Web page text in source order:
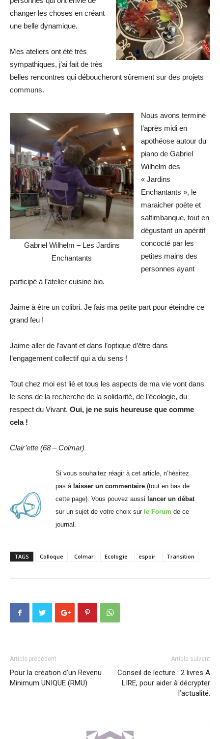
changer les choses en créant
une belle dynamique.
Mes ateliers ont été très
sympathiques, j’ai fait de très
belles rencontres qui déboucheront sûrement sur des projets
communs.
Gabriel Wilhelm – Les Jardins
Enchantants
Nous avons terminé
l’après midi en
apothéose autour du
piano de Gabriel
Wilhelm des
« Jardins
Enchantants », le
maraicher poète et
saltimbanque, tout en
dégustant un apéritif
concocté par les
petites mains des
personnes ayant
participé à l’atelier cuisine bio.
Jaime à être un colibri. Je fais ma petite part pour éteindre ce
grand feu !
Jaime aller de l’avant et dans l’optique d’être dans
l’engagement collectif qui a du sens !
Tout chez moi est lié et tous les aspects de ma vie vont dans
le sens de la recherche de la solidarité, de l’écologie, du
respect du Vivant. Oui, je ne suis heureuse que comme
cela !
Clair’ette (68 – Colmar)
Si vous souhaitez réagir à cet article, n’hésitez
pas à laisser un commentaire(tout en bas de
cette page). Vous pouvez aussi lancer un débat
sur un sujet de votre choix sur le Forum de ce
journal.
TAGS Colloque Colmar Ecologie espoir Transition
Article précédent
Pour la création d’un Revenu
Minimum UNIQUE (RMU)
Article suivant
Conseil de lecture : 2 livres A
LIRE, pour aider à décrypter
l’actualité.